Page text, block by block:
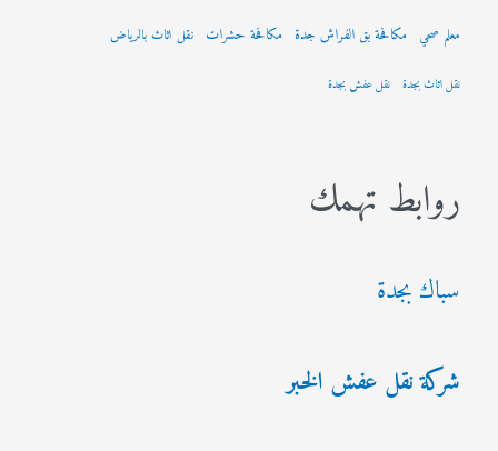
معلم صحي مكافحة بق الفراش جدة مكافحة حشرات نقل اثاث بالرياض
نقل اثاث بجدة نقل عفش بجدة
روابط تهمك
سباك بجدة
شركة نقل عفش الخبر